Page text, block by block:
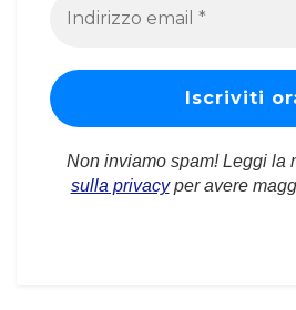
Non inviamo spam! Leggi la
sulla privacyper avere